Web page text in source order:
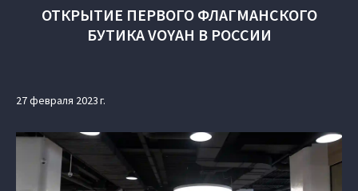
ОТКРЫТИЕ ПЕРВОГО ФЛАГМАНСКОГО
БУТИКА VOYAH В РОССИИ
27 февраля 2023 г.